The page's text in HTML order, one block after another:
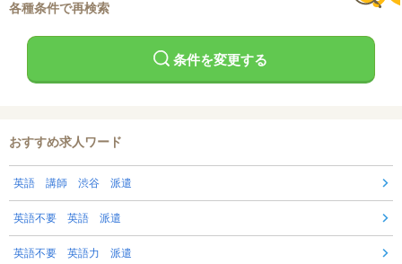
各種条件で再検索
条件を変更する
おすすめ求人ワード
英語 講師 渋谷 派遣
英語不要 英語 派遣
英語不要 英語力 派遣